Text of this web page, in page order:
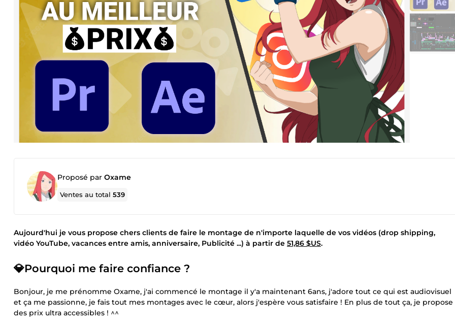
Proposé par Oxame
Ventes au total539
Aujourd'hui je vous propose chers clients de faire le montage de n'importe laquelle de vos vidéos (drop shipping,
vidéo YouTube, vacances entre amis, anniversaire, Publicité ...) à partir de 51,86 $US.
💎Pourquoi me faire confiance ?
Bonjour, je me prénomme Oxame, j'ai commencé le montage il y'a maintenant 6ans, j'adore tout ce qui est audiovisuel
et ça me passionne, je fais tout mes montages avec le cœur, alors j'espère vous satisfaire ! En plus de tout ça, je propose
des prix ultra accessibles ! ^^